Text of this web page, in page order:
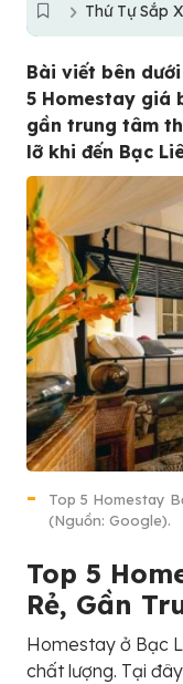
Thứ Tự Sắp
Bài viết bên
5 Homestay giá
gần trung tâm
lỡ khi đến Bạc
Top 5 Homestay
(Nguồn: Google).
Top 5
Rẻ, Gần
Homestay ở Bạc
chất lượng. Tại